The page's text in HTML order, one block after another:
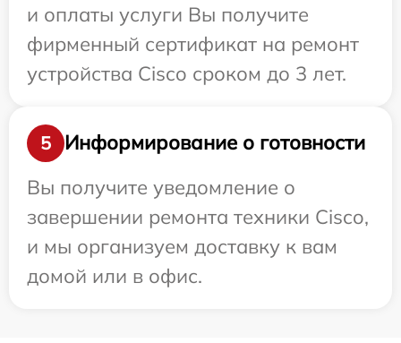
и оплаты услуги Вы получите
фирменный сертификат на ремонт
устройства Cisco сроком до 3 лет.
5
Информирование о готовности
Вы получите уведомление о
завершении ремонта техники Cisco,
и мы организуем доставку к вам
домой или в офис.